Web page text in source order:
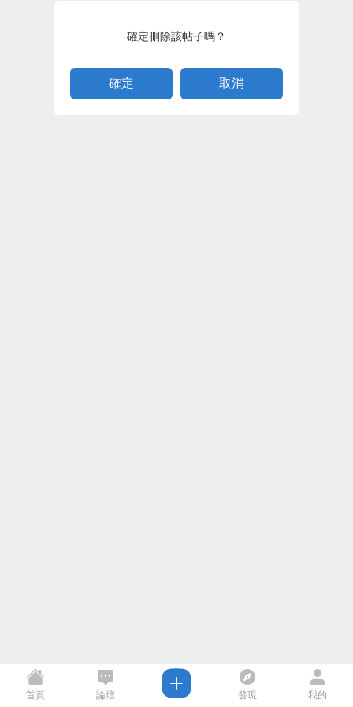
確定刪除該帖子嗎？
取消
首頁 論壇 發現 我的